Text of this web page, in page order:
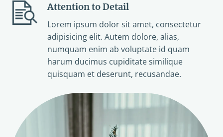
Attention to Detail
Lorem ipsum dolor sit amet, consectetur
adipisicing elit. Autem dolore, alias,
numquam enim ab voluptate id quam
harum ducimus cupiditate similique
quisquam et deserunt, recusandae.